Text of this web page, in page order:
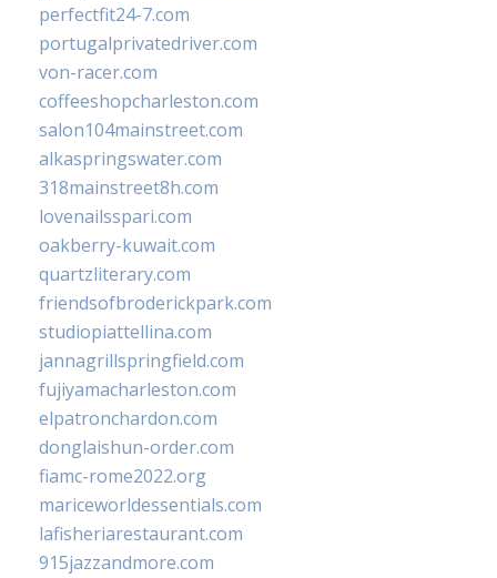
perfectfit24-7.com
portugalprivatedriver.com
von-racer.com
coffeeshopcharleston.com
salon104mainstreet.com
alkaspringswater.com
318mainstreet8h.com
lovenailsspari.com
oakberry-kuwait.com
quartzliterary.com
friendsofbroderickpark.com
studiopiattellina.com
jannagrillspringfield.com
fujiyamacharleston.com
elpatronchardon.com
donglaishun-order.com
fiamc-rome2022.org
mariceworldessentials.com
lafisheriarestaurant.com
915jazzandmore.com